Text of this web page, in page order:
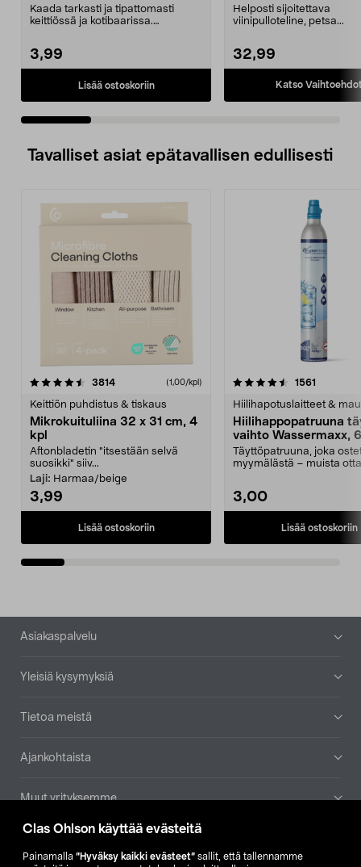
Clas Ohlson käyttää evästeitä
Painamalla ”Hyväksy kaikki evästeet” sallit, että tallennamme
Kaada tarkasti ja tipattomasti
keittiössä ja kotibaarissa.
3,99
Lisää ostoskoriin
Helposti sijoitettava
viinipulloteline, petsa...
32,99
Katso
Tavalliset asiat epätavallisen edullisesti
3814arvostelut (1,00/kpl)
Keittiön puhdistus & tiskaus
Mikrokuituliina 32 x 31 cm, 4
kpl
Aftonbladetin "itsestään selvä
suosikki" siiv...
Laji: Harmaa/beige
3,99
Lisää ostoskoriin
4.5viidestä
1561
Hiilihapotuslaitteet &
Hiilihappopatruuna
vaihto Wassermaxx,
Täyttöpatruuna, joka
myymälästä – muista
3,00
Lisää ostoskoriin
4.5viidestä
Alatunniste
Asiakaspalvelu
Yleisiä kysymyksiä
Tietoa meistä
Ajankohtaista
Muut yrityksemme
Etsi myymälä